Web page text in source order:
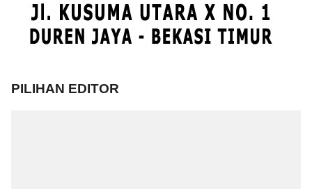
PILIHAN EDITOR